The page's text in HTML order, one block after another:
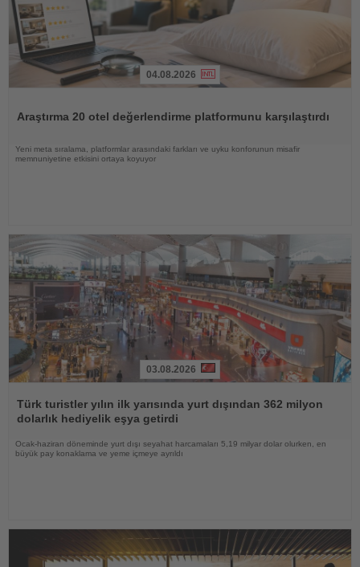
04.08.2026
Araştırma 20 otel değerlendirme platformunu karşılaştırdı
Yeni meta sıralama, platformlar arasındaki farkları ve uyku konforunun misafir
memnuniyetine etkisini ortaya koyuyor
Oku
03.08.2026
Türk turistler yılın ilk yarısında yurt dışından 362 milyon
dolarlık hediyelik eşya getirdi
Ocak-haziran döneminde yurt dışı seyahat harcamaları 5,19 milyar dolar olurken, en
büyük pay konaklama ve yeme içmeye ayrıldı